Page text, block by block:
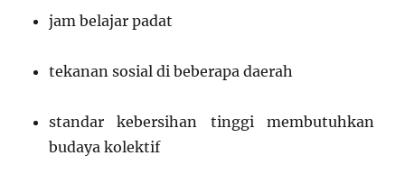
jam belajar padat
tekanan sosial di beberapa daerah
standar kebersihan tinggi membutuhkan
budaya kolektif